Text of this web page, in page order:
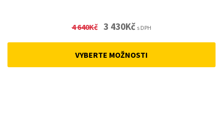
4 640Kč Original
3 430KčCurrent
s DPH
VYBERTE MOŽNOSTI